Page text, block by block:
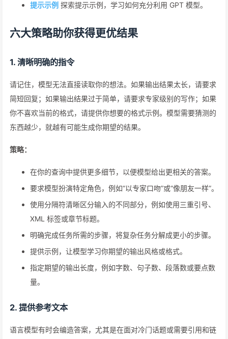
提示示例 探索提示示例，学习如何充分利用 GPT 模型。
六大策略助你获得更优结果
1. 清晰明确的指令
请记住，模型无法直接读取你的想法。如果输出结果太长，请要求
简短回复；如果输出结果过于简单，请要求专家级别的写作；如果
你不喜欢当前的格式，请提供你想要的格式示例。模型需要猜测的
东西越少，就越有可能生成你期望的结果。
策略：
在你的查询中提供更多细节，以便模型给出更相关的答案。
要求模型扮演特定角色，例如“以专家口吻”或“像朋友一样”。
使用分隔符清晰区分输入的不同部分，例如使用三重引号、
XML 标签或章节标题。
明确完成任务所需的步骤，将复杂任务分解成更小的步骤。
提供示例，让模型学习你期望的输出风格或格式。
指定期望的输出长度，例如字数、句子数、段落数或要点数
量。
2. 提供参考文本
语言模型有时会编造答案，尤其是在面对冷门话题或需要引用和链